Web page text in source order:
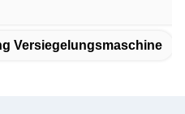
Versiegelungsmaschine